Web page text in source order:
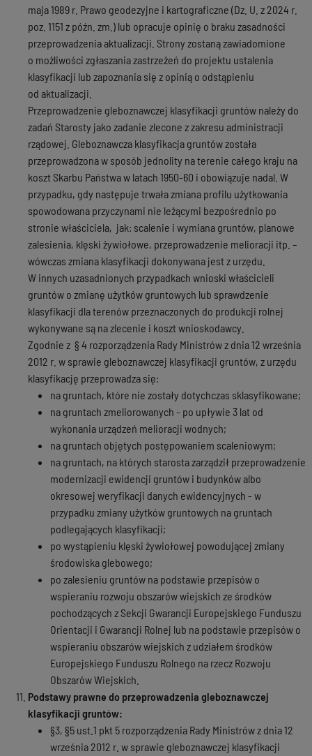
maja 1989 r. Prawo geodezyjne i kartograficzne (Dz. U. z 2024 r.
poz. 1151 z późn. zm.) lub opracuje opinię o braku zasadności
przeprowadzenia aktualizacji. Strony zostaną zawiadomione
o możliwości zgłaszania zastrzeżeń do projektu ustalenia
klasyfikacji lub zapoznania się z opinią o odstąpieniu
od aktualizacji.
Przeprowadzenie gleboznawczej klasyfikacji gruntów należy do
zadań Starosty jako zadanie zlecone z zakresu administracji
rządowej. Gleboznawcza klasyfikacja gruntów została
przeprowadzona w sposób jednolity na terenie całego kraju na
koszt Skarbu Państwa w latach 1950-60 i obowiązuje nadal. W
przypadku, gdy następuje trwała zmiana profilu użytkowania
spowodowana przyczynami nie leżącymi bezpośrednio po
stronie właściciela, jak: scalenie i wymiana gruntów, planowe
zalesienia, klęski żywiołowe, przeprowadzenie melioracji itp. –
wówczas zmiana klasyfikacji dokonywana jest z urzędu.
W innych uzasadnionych przypadkach wnioski właścicieli
gruntów o zmianę użytków gruntowych lub sprawdzenie
klasyfikacji dla terenów przeznaczonych do produkcji rolnej
wykonywane są na zlecenie i koszt wnioskodawcy.
Zgodnie z § 4 rozporządzenia Rady Ministrów z dnia 12 września
2012 r. w sprawie gleboznawczej klasyfikacji gruntów, z urzędu
klasyfikację przeprowadza się:
na gruntach, które nie zostały dotychczas sklasyfikowane;
na gruntach zmeliorowanych - po upływie 3 lat od
wykonania urządzeń melioracji wodnych;
na gruntach objętych postępowaniem scaleniowym;
na gruntach, na których starosta zarządził przeprowadzenie
modernizacji ewidencji gruntów i budynków albo
okresowej weryfikacji danych ewidencyjnych - w
przypadku zmiany użytków gruntowych na gruntach
podlegających klasyfikacji;
po wystąpieniu klęski żywiołowej powodującej zmiany
środowiska glebowego;
po zalesieniu gruntów na podstawie przepisów o
wspieraniu rozwoju obszarów wiejskich ze środków
pochodzących z Sekcji Gwarancji Europejskiego Funduszu
Orientacji i Gwarancji Rolnej lub na podstawie przepisów o
wspieraniu obszarów wiejskich z udziałem środków
Europejskiego Funduszu Rolnego na rzecz Rozwoju
Obszarów Wiejskich.
Podstawy prawne do przeprowadzenia gleboznawczej
klasyfikacji gruntów:
§3, §5 ust.1 pkt 5 rozporządzenia Rady Ministrów z dnia 12
września 2012 r. w sprawie gleboznawczej klasyfikacji